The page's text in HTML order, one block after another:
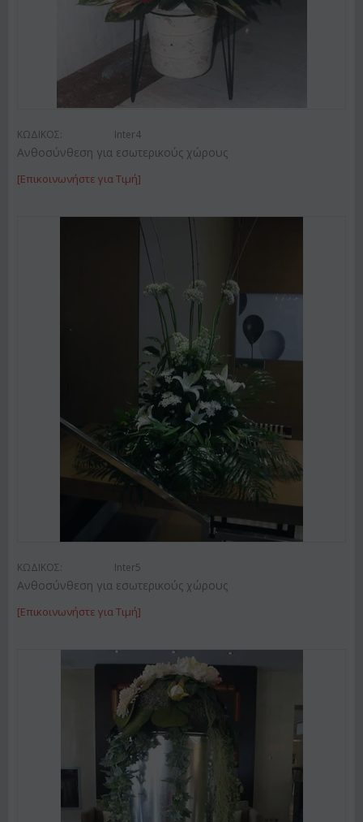
ΚΩΔΙΚΟΣ: Inter4
Ανθοσύνθεση για εσωτερικούς χώρους
[Επικοινωνήστε για Τιμή]
ΚΩΔΙΚΟΣ: Inter5
Ανθοσύνθεση για εσωτερικούς χώρους
[Επικοινωνήστε για Τιμή]